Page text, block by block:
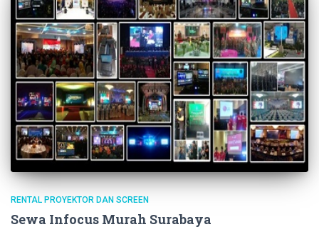
RENTAL PROYEKTOR DAN SCREEN
Sewa Infocus Murah Surabaya